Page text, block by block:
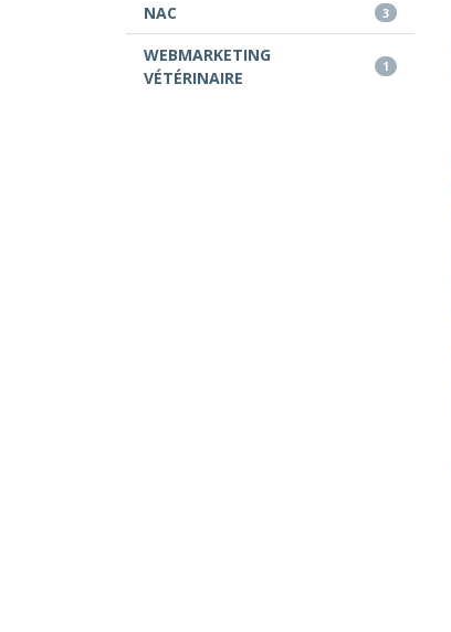
NAC 3
WEBMARKETING
VÉTÉRINAIRE
1